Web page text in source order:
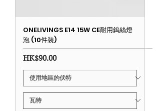
ONELIVINGS E14 15W CE耐用鎢絲燈
泡 (10件裝)
價格
HK$90.00